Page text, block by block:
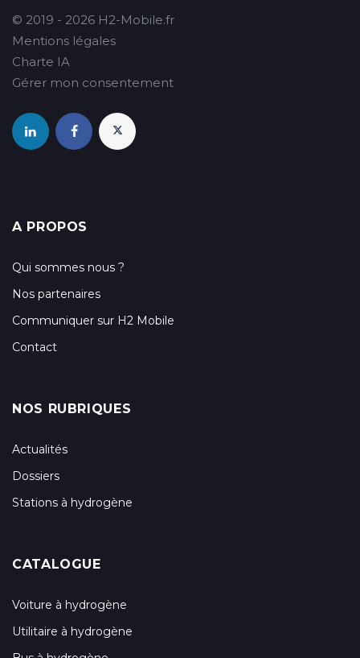
© 2019 - 2026 H2-Mobile.fr
Mentions légales
Charte IA
Gérer mon consentement
A PROPOS
Qui sommes nous ?
Nos partenaires
Communiquer sur H2 Mobile
Contact
NOS RUBRIQUES
Actualités
Dossiers
Stations à hydrogène
CATALOGUE
Voiture à hydrogène
Utilitaire à hydrogène